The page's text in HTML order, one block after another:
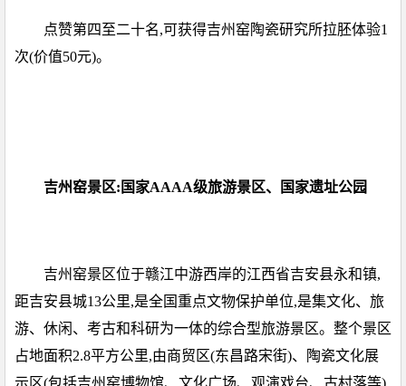
点赞第四至二十名,可获得吉州窑陶瓷研究所拉胚体验1
次(价值50元)。
吉州窑景区:国家AAAA级旅游景区、国家遗址公园
吉州窑景区位于赣江中游西岸的江西省吉安县永和镇,
距吉安县城13公里,是全国重点文物保护单位,是集文化、旅
游、休闲、考古和科研为一体的综合型旅游景区。整个景区
占地面积2.8平方公里,由商贸区(东昌路宋街)、陶瓷文化展
示区(包括吉州窑博物馆、文化广场、观演戏台、古村落等)